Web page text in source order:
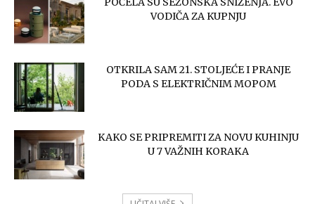
VODIČA ZA KUPNJU
OTKRILA SAM 21. STOLJEĆE I PRANJE
PODA S ELEKTRIČNIM MOPOM
KAKO SE PRIPREMITI ZA NOVU KUHINJU
U 7 VAŽNIH KORAKA